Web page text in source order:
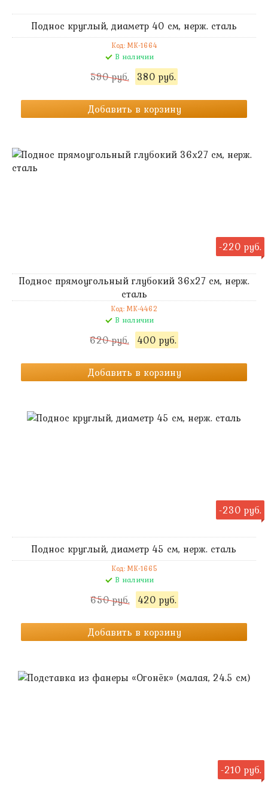
Поднос круглый, диаметр 40 см, нерж. сталь
Код: MK-1664
В наличии
590 руб. 380 руб.
Добавить в корзину
-220 руб.
Поднос прямоугольный глубокий 36х27 см, нерж.
сталь
Код: MK-4462
В наличии
620 руб. 400 руб.
Добавить в корзину
-230 руб.
Поднос круглый, диаметр 45 см, нерж. сталь
Код: MK-1665
В наличии
650 руб. 420 руб.
Добавить в корзину
-210 руб.